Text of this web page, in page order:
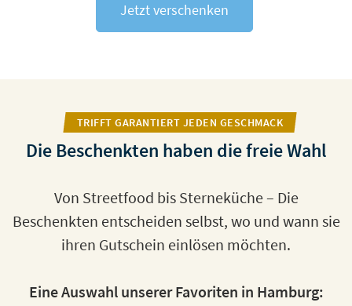
Jetzt verschenken
TRIFFT GARANTIERT JEDEN GESCHMACK
Die Beschenkten haben die freie Wahl
Von Streetfood bis Sterneküche – Die
Beschenkten entscheiden selbst, wo und wann sie
ihren Gutschein einlösen möchten.
Eine Auswahl unserer Favoriten in Hamburg: